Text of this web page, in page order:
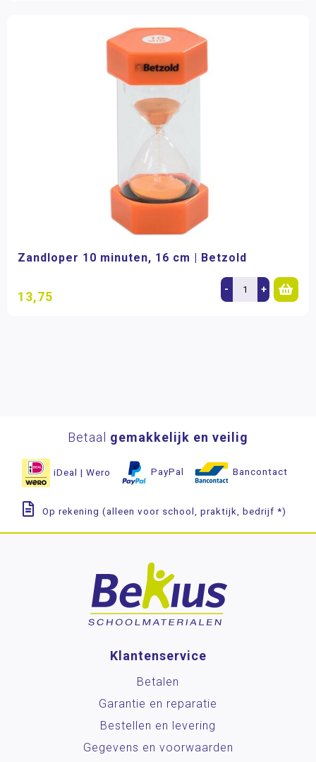
Zandloper 10 minuten, 16 cm | Betzold
13,75 - +
Betaal gemakkelijk en veilig
iDeal | Wero PayPal Bancontact
Op rekening (alleen voor school, praktijk, bedrijf *)
Klantenservice
Betalen
Garantie en reparatie
Bestellen en levering
Gegevens en voorwaarden